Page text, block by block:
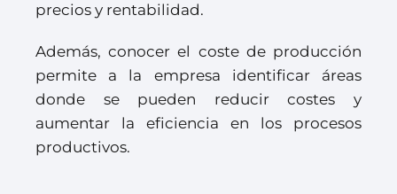
precios y rentabilidad.
Además, conocer el coste de producción
permite a la empresa identificar áreas
donde se pueden reducir costes y
aumentar la eficiencia en los procesos
productivos.